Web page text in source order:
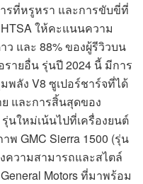
รที่หรูหรา และการขับขี่ที่
ให้คะแนนความ
ว และ 88% ของผู้รีวิวบน
ายอื่น รุ่นปี 2024 นี้ มีการ
พลัง V8 ซูเปอร์ชาร์จที่ได้
และการสิ้นสุดของ
นใหม่เน้นไปที่เครื่องยนต์
GMC Sierra 1500 (รุ่น
ความสามารถและสไตล์
Motors ที่มาพร้อม